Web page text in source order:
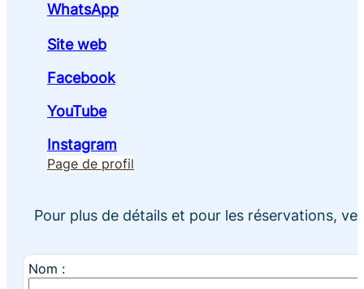
WhatsApp
Site web
Facebook
YouTube
Instagram
Page de profil
Pour plus de détails et pour les réservations,
Nom :